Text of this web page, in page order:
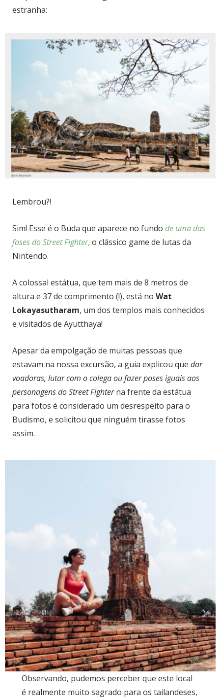
estranha:
Lembrou?!
Sim! Esse é o Buda que aparece no fundo de uma das
fases do Street Fighter, o clássico game de lutas da
Nintendo.
A colossal estátua, que tem mais de 8 metros de
altura e 37 de comprimento (!), está no Wat
Lokayasutharam, um dos templos mais conhecidos
e visitados de Ayutthaya!
Apesar da empolgação de muitas pessoas que
estavam na nossa excursão, a guia explicou que dar
voadoras, lutar com o colega ou fazer poses iguais aos
personagens do Street Fighterna frente da estátua
para fotos é considerado um desrespeito para o
Budismo, e solicitou que ninguém tirasse fotos
assim.
Observando, pudemos perceber que este local
é realmente muito sagrado para os tailandeses,